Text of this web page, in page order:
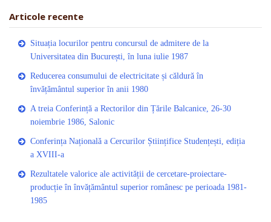
Articole recente
Situația locurilor pentru concursul de admitere de la
Universitatea din București, în luna iulie 1987
Reducerea consumului de electricitate și căldură în
învățământul superior în anii 1980
A treia Conferință a Rectorilor din Țările Balcanice, 26-30
noiembrie 1986, Salonic
Conferința Națională a Cercurilor Științifice Studențești, ediția
a XVIII-a
Rezultatele valorice ale activității de cercetare-proiectare-
producție în învățământul superior românesc pe perioada 1981-
1985